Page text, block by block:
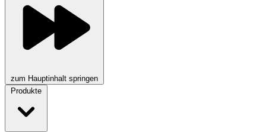
zum Hauptinhalt springen
Produkte